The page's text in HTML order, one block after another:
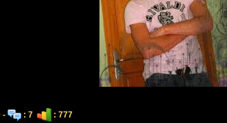
- : 7 : 777